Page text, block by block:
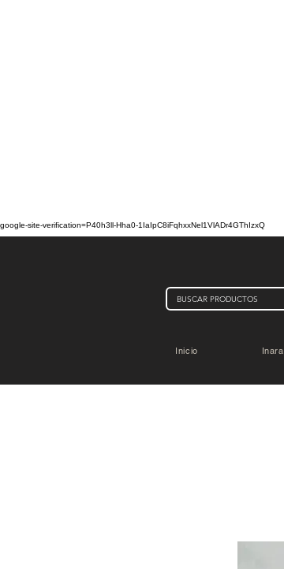
google-site-verification=P40h3ll-Hha0-1IaIpC8iFqhxxNel1VlADr4GThIzxQ
Inicio Inara